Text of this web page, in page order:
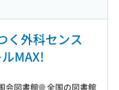
く外科センス
MAX!
会図書館 全国の図書館